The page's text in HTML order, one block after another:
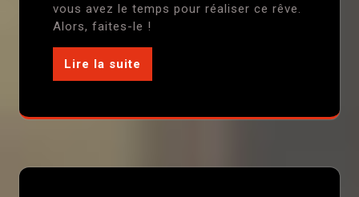
vous avez le temps pour réaliser ce rêve.
Alors, faites-le !
Lire la suite